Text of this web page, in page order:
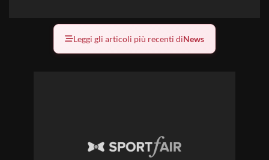
Leggi gli articoli più recenti diNews